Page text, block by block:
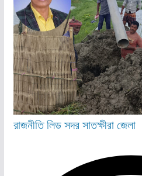
রাজনীতিলিডসদরসাতক্ষীরা জেলা